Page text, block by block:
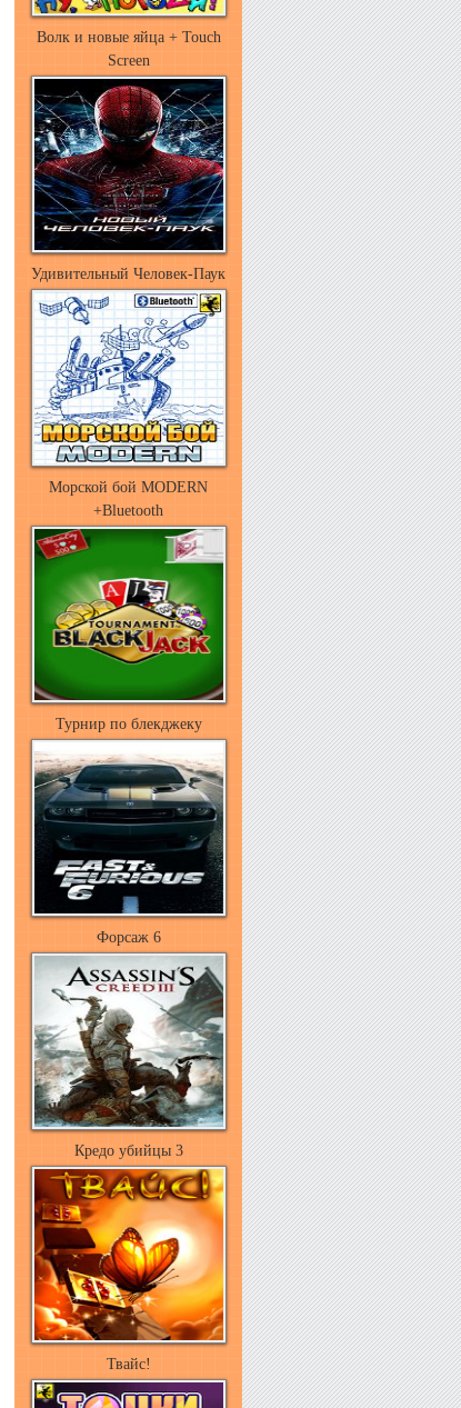
Волк и новые яйца + Touch
Screen
Удивительный Человек-Паук
Морской бой MODERN
+Bluetooth
Турнир по блекджеку
Форсаж 6
Кредо убийцы 3
Твайс!